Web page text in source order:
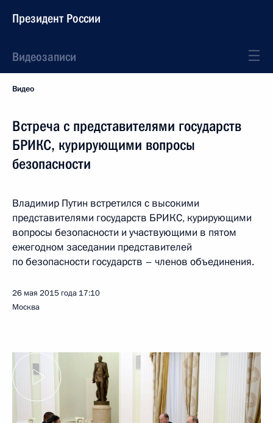
Президент России
Видеозаписи
Видео
Встреча с представителями государств
БРИКС, курирующими вопросы
безопасности
Владимир Путин встретился с высокими
представителями государств БРИКС, курирующими
вопросы безопасности и участвующими в пятом
ежегодном заседании представителей
по безопасности государств – членов объединения.
26 мая 2015 года 17:10
Москва